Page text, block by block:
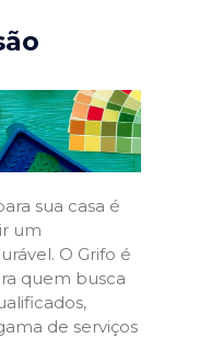
sua casa é
um
O Grifo é
quem busca
de serviços